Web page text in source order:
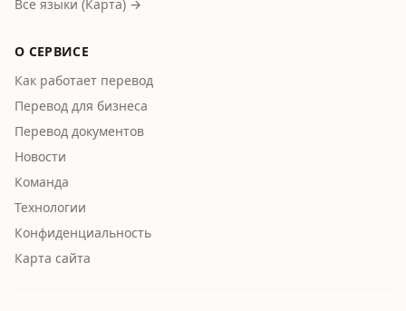
Все языки (Карта) →
О СЕРВИСЕ
Как работает перевод
Перевод для бизнеса
Перевод документов
Новости
Команда
Технологии
Конфиденциальность
Карта сайта